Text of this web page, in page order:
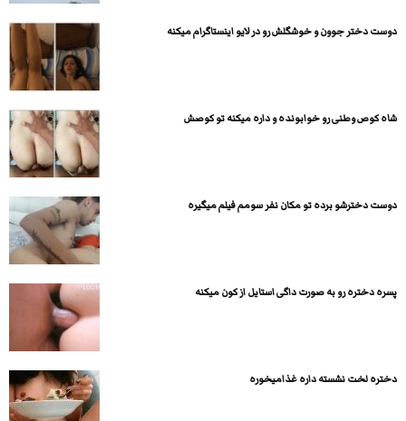
دوست دختر جوون و خوشگلش رو در لایو اینستاگرام میکنه
شاه کوص وطنی رو خوابونده و داره میکنه تو کوصش
دوست دخترشو برده تو مکان نفر سومم فیلم میگیره
پسره دختره رو به صورت داگی استایل از کون میکنه
دختره لخت نشسته داره غذامیخوره